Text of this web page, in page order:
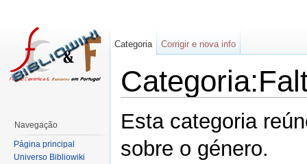
Esta categoria
sobre o género.
Categoria Corrigir e nova info
Navegação
Página principal
Universo Bibliowiki